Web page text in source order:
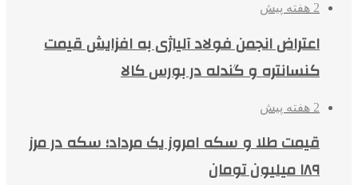
2 هفته پیش
اعتراض انجمن فولاد آلیاژی به افزایش قیمت
کنسانتره و گندله در بورس کالا
2 هفته پیش
قیمت طلا و سکه امروز یک مرداد؛ سکه در مرز
۱۸۹ میلیون تومان